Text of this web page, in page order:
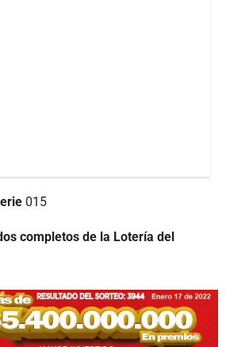
015
completos de la Lotería del